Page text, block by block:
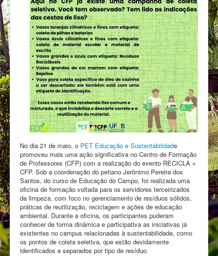
No dia 21 de maio, o PET Educação e Sustentabilidade
promoveu mais uma ação significativa no Centro de Formação
de Professores (CFP) com a realização do evento RECICLA +
CFP. Sob a coordenação do petiano Jerônimo Pereira dos
Santos, do curso de Educação do Campo, foi realizada uma
oficina de formação voltada para os servidores terceirizados
da limpeza, com foco no gerenciamento de resíduos sólidos,
práticas de reutilização, reciclagem e ações de educação
ambiental. Durante a oficina, os participantes puderam
conhecer de forma dinâmica e participativa as iniciativas já
existentes no campus relacionadas à sustentabilidade, como
os pontos de coleta seletiva, que estão devidamente
identificados e separados por tipo de resíduo.